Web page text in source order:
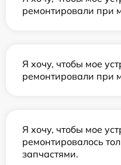
ремонтировали при
Я хочу, чтобы мое
ремонтировали при
Я хочу, чтобы мое
ремонтировалось
запчастями.